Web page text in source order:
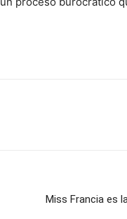
Miss Francia es